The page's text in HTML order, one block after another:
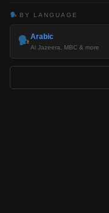
BY LANGUAGE
Arabic
Al Jazeera, MBC & more